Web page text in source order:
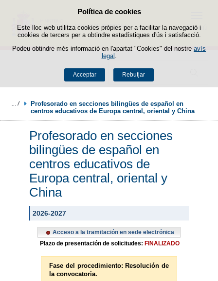
Política de cookies
Este lloc web utilitza cookies pròpies per a facilitar la navegació i
cookies de tercers per a obtindre estadístiques d'ús i satisfacció.
Podeu obtindre més informació en l'apartat "Cookies" del nostre avís
legal
Acceptar Rebutjar
Passar al contingut
Buscador
Menú
Profesorado en secciones bilingües de español en
centros educativos de Europa central, oriental y China
Profesorado en secciones
bilingües de español en
centros educativos de
Europa central, oriental y
China
2026-2027
Acceso a la tramitación en sede electrónica
Plazo de presentación de solicitudes: FINALIZADO
Fase del procedimiento: Resolución de
la convocatoria.